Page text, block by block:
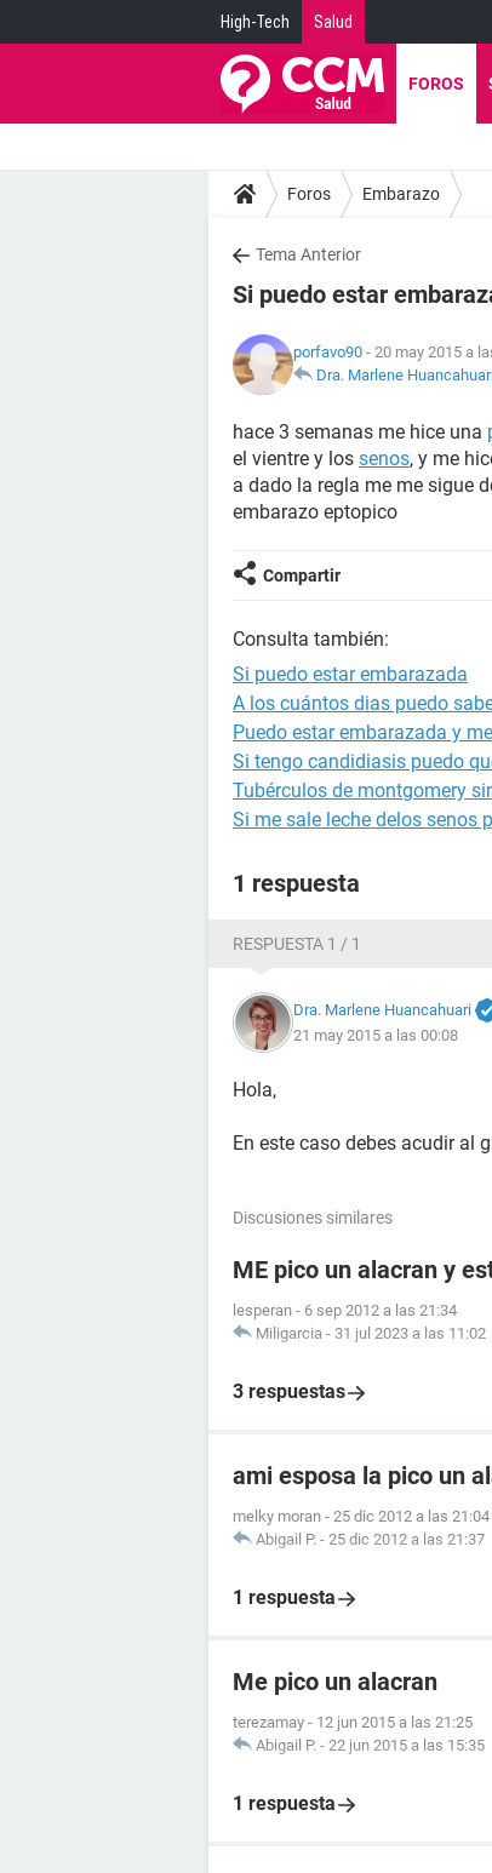
High-Tech Salud
FOROS
Foros Embarazo
Tema Anterior
Si puedo estar
porfavo90 - 20 may 2015 a
Dra. Marlene
hace 3 semanas me hice una
el vientre y los senos, y me
a dado la regla me me sigue
embarazo eptopico
Compartir
Consulta también:
Si puedo estar embarazada
A los cuántos dias puedo
Puedo estar embarazada y
Si tengo candidiasis puedo
Tubérculos de montgomery
Si me sale leche delos senos
1 respuesta
RESPUESTA 1 / 1
Dra. Marlene Huancahuari
21 may 2015 a las 00:08
Hola,
En este caso debes acudir al
Discusiones similares
ME pico un alacran y
lesperan - 6 sep 2012 a las 21:34
Miligarcia - 31 jul 2023 a las 11:02
3 respuestas
ami esposa la pico un
melky moran - 25 dic 2012 a las 21:04
Abigail P. - 25 dic 2012 a las 21:37
1 respuesta
Me pico un alacran
terezamay - 12 jun 2015 a las 21:25
Abigail P. - 22 jun 2015 a las 15:35
1 respuesta